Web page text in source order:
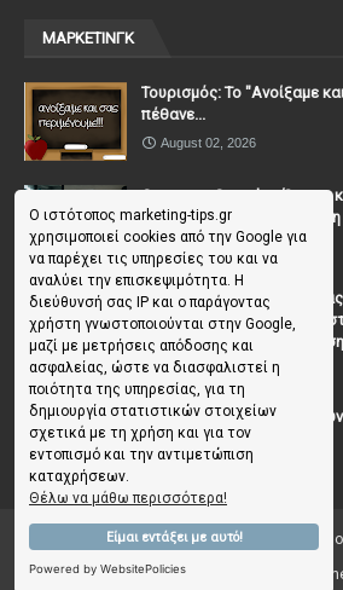
Ο ιστότοπος marketing-tips.gr
χρησιμοποιεί cookies από την Google για
να παρέχει τις υπηρεσίες του και να
αναλύει την επισκεψιμότητα. Η
διεύθυνσή σας IP και ο παράγοντας
χρήστη γνωστοποιούνται στην Google,
μαζί με μετρήσεις απόδοσης και
ασφαλείας, ώστε να διασφαλιστεί η
ποιότητα της υπηρεσίας, για τη
δημιουργία στατιστικών στοιχείων
σχετικά με τη χρήση και για τον
εντοπισμό και την αντιμετώπιση
καταχρήσεων.
Θέλω να μάθω περισσότερα!
Είμαι εντάξει με αυτό!
Powered by WebsitePolicies
ΜΑΡΚΕΤΙΝΓΚ
Τουρισμός: Το "Ανοίξαμε
πέθανε...
August 02, 2026
Casanova Complex: Όταν η
περισσότερο από τη σχέση
July 31, 2026
To Μάρκετινγκ της
Πώς να κλέψεις την
χωρίς (επίσημη) πρόσκληση
July 19, 2026
Γιατί οι επισκέπτες
σε 48 ώρες;
July 10, 2026
Copyright ©2026 Marketing Tips | by
Creative Ideas 💡 by